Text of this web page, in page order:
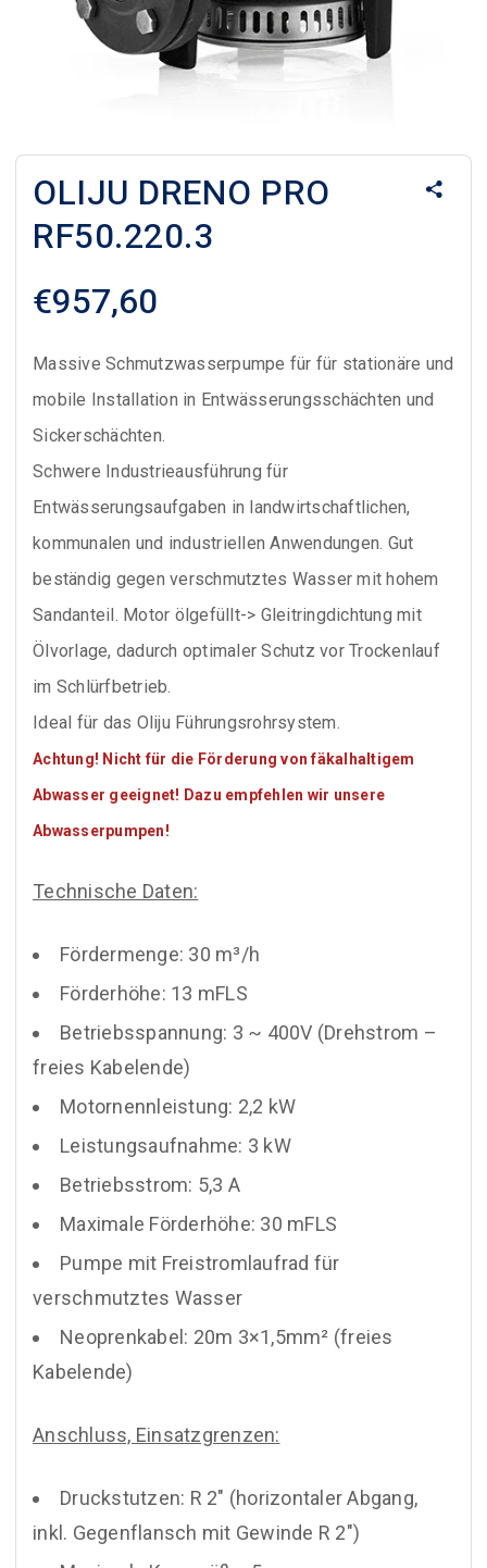
OLIJU DRENO PRO
RF50.220.3
€957,60
Massive Schmutzwasserpumpe für für stationäre und
mobile Installation in Entwässerungsschächten und
Sickerschächten.
Schwere Industrieausführung für
Entwässerungsaufgaben in landwirtschaftlichen,
kommunalen und industriellen Anwendungen. Gut
beständig gegen verschmutztes Wasser mit hohem
Sandanteil. Motor ölgefüllt-> Gleitringdichtung mit
Ölvorlage, dadurch optimaler Schutz vor Trockenlauf
im Schlürfbetrieb.
Ideal für das Oliju Führungsrohrsystem.
Achtung! Nicht für die Förderung von fäkalhaltigem
Abwasser geeignet! Dazu empfehlen wir unsere
Abwasserpumpen!
Technische Daten:
Fördermenge: 30 m³/h
Förderhöhe: 13 mFLS
Betriebsspannung: 3 ~ 400V (Drehstrom –
freies Kabelende)
Motornennleistung: 2,2 kW
Leistungsaufnahme: 3 kW
Betriebsstrom: 5,3 A
Maximale Förderhöhe: 30 mFLS
Pumpe mit Freistromlaufrad für
verschmutztes Wasser
Neoprenkabel: 20m 3×1,5mm² (freies
Kabelende)
Anschluss, Einsatzgrenzen:
Druckstutzen: R 2″ (horizontaler Abgang,
inkl. Gegenflansch mit Gewinde R 2″)